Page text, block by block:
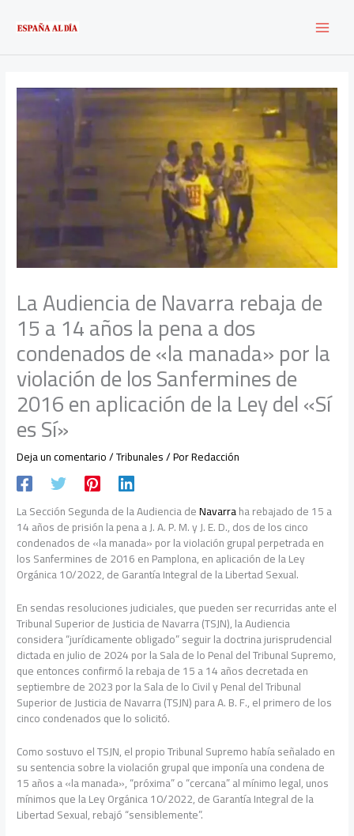
contenido
La Audiencia de Navarra rebaja de
15 a 14 años la pena a dos
condenados de «la manada» por la
violación de los Sanfermines de
2016 en aplicación de la Ley del «Sí
es Sí»
Deja un comentario/Tribunales/ PorRedacción
La Sección Segunda de la Audiencia deNavarraha rebajado de 15 a
14 años de prisión la pena a J. A. P. M. y J. E. D., dos de los cinco
condenados de «la manada» por la violación grupal perpetrada en
los Sanfermines de 2016 en Pamplona, en aplicación de la Ley
Orgánica 10/2022, de Garantía Integral de la Libertad Sexual.
En sendas resoluciones judiciales, que pueden ser recurridas ante el
Tribunal Superior de Justicia de Navarra (TSJN), la Audiencia
considera “jurídicamente obligado” seguir la doctrina jurisprudencial
dictada en julio de 2024 por la Sala de lo Penal del Tribunal Supremo,
que entonces confirmó la rebaja de 15 a 14 años decretada en
septiembre de 2023 por la Sala de lo Civil y Penal del Tribunal
Superior de Justicia de Navarra (TSJN) para A. B. F., el primero de los
cinco condenados que lo solicitó.
Como sostuvo el TSJN, el propio Tribunal Supremo había señalado en
su sentencia sobre la violación grupal que imponía una condena de
15 años a «la manada», “próxima” o “cercana” al mínimo legal, unos
mínimos que la Ley Orgánica 10/2022, de Garantía Integral de la
Libertad Sexual, rebajó “sensiblemente”.